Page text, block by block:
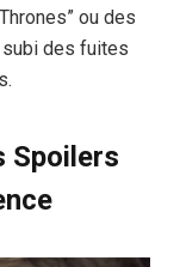
ou des
subi des fuites
Spoilers